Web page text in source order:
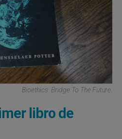
Bioethics. Bridge To The Future.
libro de